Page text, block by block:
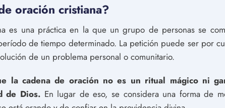
oración cristiana?
es una práctica en la que un grupo de personas se
de tiempo determinado. La petición puede ser por
de un problema personal o comunitario.
la cadena de oración no es un ritual mágico ni
de Dios. En lugar de eso, se considera una forma de